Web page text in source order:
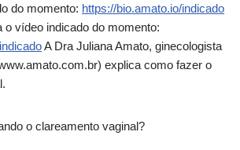
do momento: https://bio.amato.io/indicado
o vídeo indicado do momento:
A Dra Juliana Amato, ginecologista
explica como fazer o
o clareamento vaginal?